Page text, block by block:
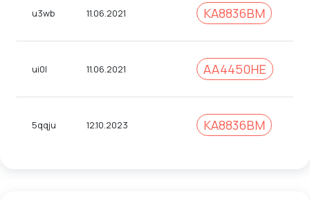
u3wb 11.06.2021 KA8836BM
ui0l 11.06.2021 AA4450HE
5qqju 12.10.2023 KA8836BM